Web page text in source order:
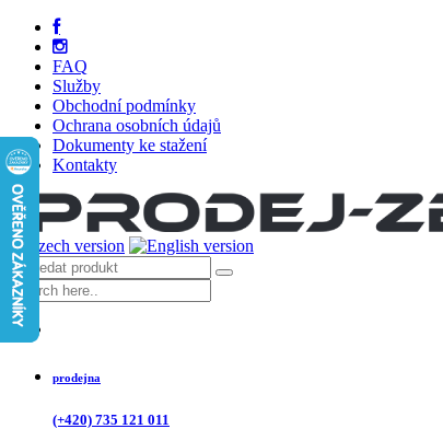
FAQ
Služby
Obchodní podmínky
Ochrana osobních údajů
Dokumenty ke stažení
Kontakty
prodejna
(+420) 735 121 011